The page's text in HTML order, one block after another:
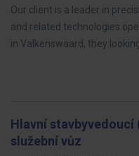
Our client is a leader in
and related technologies
in Valkenswaard, they
Hlavní stavbyvedoucí
služební vůz